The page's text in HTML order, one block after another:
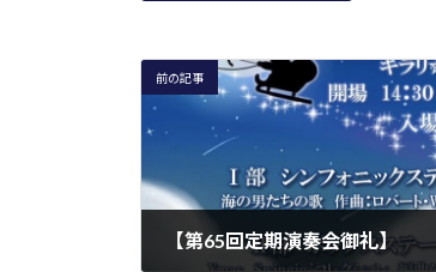
前の記事
【第65回定期演奏会御礼】